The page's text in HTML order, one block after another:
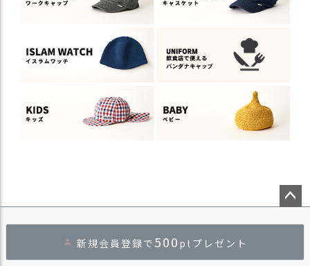
ジト
へ
新規会員登録で 500 ptプレゼント